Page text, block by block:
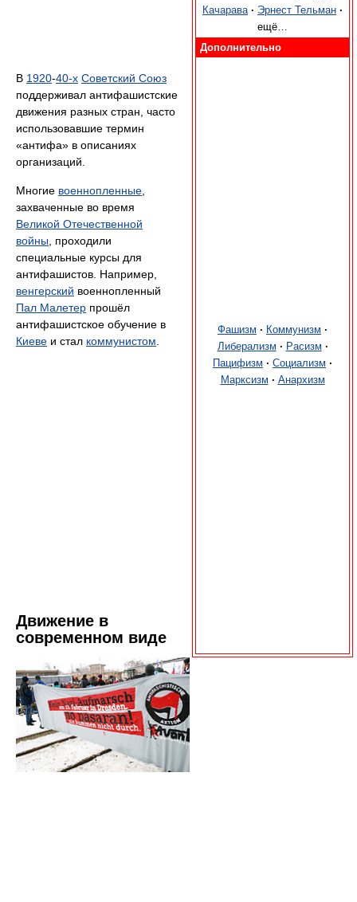
Качарава· Эрнест Тельман ·
ещё…
Дополнительно
Фашизм · Коммунизм ·
Либерализм · Расизм ·
Пацифизм · Социализм ·
Марксизм · Анархизм
В 1920-40-х Советский Союз
поддерживал антифашистские
движения разных стран, часто
использовавшие термин
«антифа» в описаниях
организаций.
Многие военнопленные
захваченные во время
Великой Отечественной
войны , проходили
специальные курсы для
антифашистов. Например,
венгерский военнопленный
Пал Малетер прошёл
антифашистское обучение в
Киеве и стал коммунистом
Движение в
современном виде